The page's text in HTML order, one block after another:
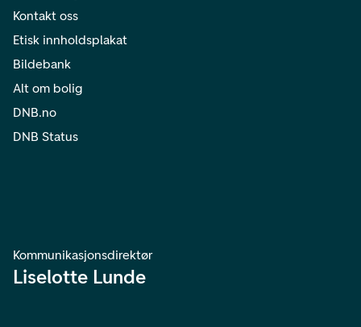
Kontakt oss
Etisk innholdsplakat
Bildebank
Alt om bolig
DNB.no
DNB Status
Kommunikasjonsdirektør
Liselotte Lunde